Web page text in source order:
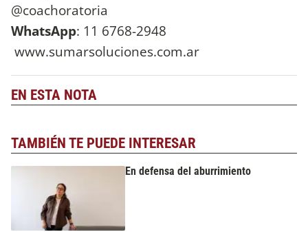
@coachoratoria
WhatsApp: 11 6768-2948
www.sumarsoluciones.com.ar
EN ESTA NOTA
TAMBIÉN TE PUEDE INTERESAR
En defensa del aburrimiento